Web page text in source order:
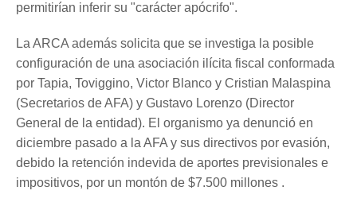
permitirían inferir su "carácter apócrifo".
La ARCA además solicita que se investiga la posible
configuración de una asociación ilícita fiscal conformada
por Tapia, Toviggino, Victor Blanco y Cristian Malaspina
(Secretarios de AFA) y Gustavo Lorenzo (Director
General de la entidad). El organismo ya denunció en
diciembre pasado a la AFA y sus directivos por evasión,
debido la retención indevida de aportes previsionales e
impositivos, por un montón de $7.500 millones .